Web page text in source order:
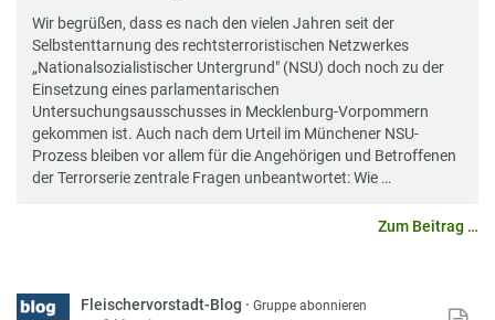
Wir begrüßen, dass es nach den vielen Jahren seit der
Selbstenttarnung des rechtsterroristischen Netzwerkes
„Nationalsozialistischer Untergrund" (NSU) doch noch zu der
Einsetzung eines parlamentarischen
Untersuchungsausschusses in Mecklenburg-Vorpommern
gekommen ist. Auch nach dem Urteil im Münchener NSU-
Prozess bleiben vor allem für die Angehörigen und Betroffenen
der Terrorserie zentrale Fragen unbeantwortet: Wie …
Zum Beitrag …
Fleischervorstadt-Blog ·Gruppe abonnieren